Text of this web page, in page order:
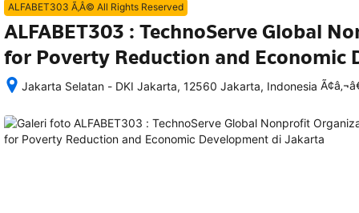
ALFABET303 Ã‚Â© All Rights Reserved
ALFABET303 : TechnoServe Global
for Poverty Reduction and Economic
Jakarta Selatan - DKI Jakarta, 12560 Jakarta, Indonesia
memesan,
semua